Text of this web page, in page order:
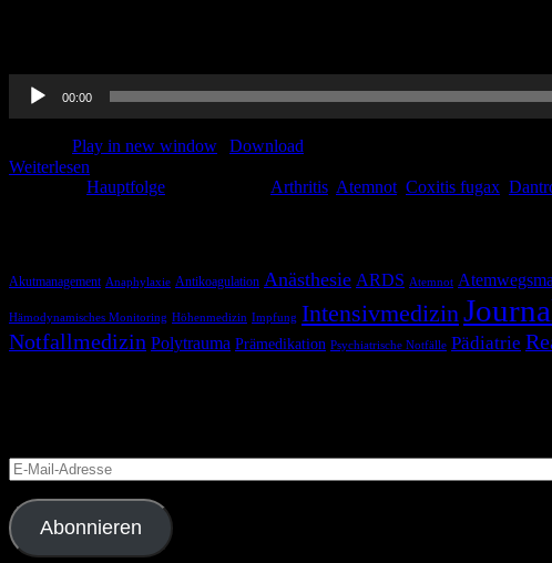
Audio-
Player
00:00
Play in new window
Download
Weiterlesen
Hauptfolge Arthritis Atemnot Coxitis fugax
Akutmanagement Anaphylaxie Antikoagulation Anästhesie ARDS Atemnot
Hämodynamisches Monitoring Höhenmedizin Impfung Intensivmedizin
Notfallmedizin Polytrauma Prämedikation Psychiatrische Notfälle Pädiatrie
E-
Mail-
Adresse
Abonnieren